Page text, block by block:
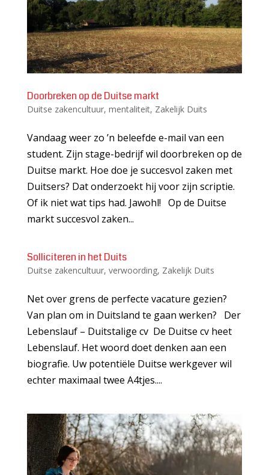
Doorbreken op de Duitse markt
Duitse zakencultuur, mentaliteit, Zakelijk Duits
Vandaag weer zo ’n beleefde e-mail van een
student. Zijn stage-bedrijf wil doorbreken op de
Duitse markt. Hoe doe je succesvol zaken met
Duitsers? Dat onderzoekt hij voor zijn scriptie.
Of ik niet wat tips had. Jawohl! Op de Duitse
markt succesvol zaken...
Solliciteren in het Duits
Duitse zakencultuur, verwoording, Zakelijk Duits
Net over grens de perfecte vacature gezien?
Van plan om in Duitsland te gaan werken? Der
Lebenslauf – Duitstalige cv De Duitse cv heet
Lebenslauf. Het woord doet denken aan een
biografie. Uw potentiële Duitse werkgever wil
echter maximaal twee A4tjes....